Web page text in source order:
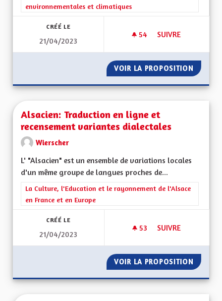
environnementales et climatiques
CRÉÉ LE
21/04/2023
54 54 ABONNÉS
SUIVRE
VOIR LA PROPOSITION
Alsacien: Traduction en ligne et
recensement variantes dialectales
Wierscher
L' "Alsacien" est un ensemble de variations locales
d'un même groupe de langues proches de...
Filtrer les résultats de la catégorie : La Culture, l'Education et
La Culture, l'Education et le rayonnement de l'Alsace
en France et en Europe
CRÉÉ LE
21/04/2023
53 53 ABONNÉS
SUIVRE
VOIR LA PROPOSITION